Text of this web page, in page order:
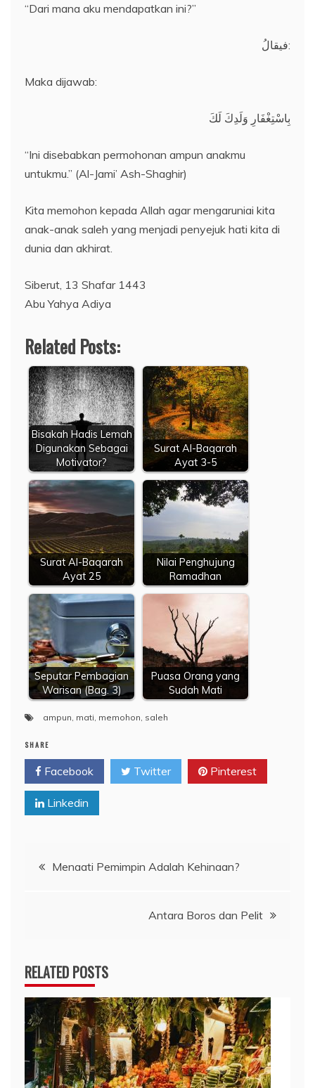
“Dari mana aku mendapatkan ini?”
فيقالُ:
Maka dijawab:
بِاسْتِغْفَارِ وَلَدِكَ لَكَ
“Ini disebabkan permohonan ampun anakmu
untukmu.” (Al-Jami’ Ash-Shaghir)
Kita memohon kepada Allah agar mengaruniai kita
anak-anak saleh yang menjadi penyejuk hati kita di
dunia dan akhirat.
Siberut, 13 Shafar 1443
Abu Yahya Adiya
Related Posts:
Bisakah Hadis Lemah
Digunakan Sebagai
Motivator?
Surat Al-Baqarah
Ayat 3-5
Surat Al-Baqarah
Ayat 25
Nilai Penghujung
Ramadhan
Seputar Pembagian
Warisan (Bag. 3)
Puasa Orang yang
Sudah Mati
ampun, mati, memohon, saleh
SHARE
Facebook Twitter Pinterest
Linkedin
Navigasi
Menaati Pemimpin Adalah Kehinaan?
Antara Boros dan Pelit
RELATED POSTS